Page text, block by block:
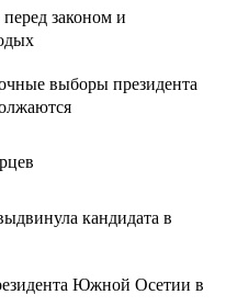
законом и
выборы президента
кандидата в
Южной Осетии в